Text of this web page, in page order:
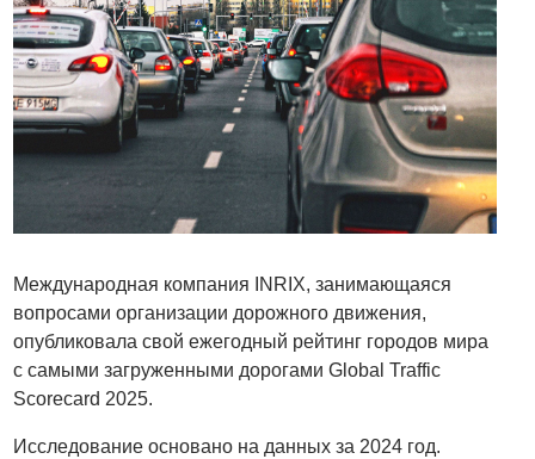
Международная компания INRIX, занимающаяся
вопросами организации дорожного движения,
опубликовала свой ежегодный рейтинг городов мира
с самыми загруженными дорогами Global Traffic
Scorecard 2025.
Исследование основано на данных за 2024 год.